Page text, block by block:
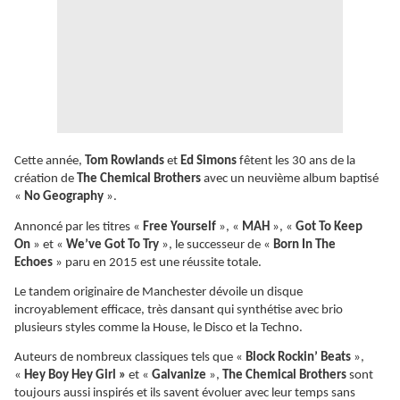
Cette année, Tom Rowlands et Ed Simons fêtent les 30 ans de la
création de The Chemical Brothers avec un neuvième album baptisé
« No Geography ».
Annoncé par les titres « Free Yourself », « MAH », « Got To Keep
On » et « We’ve Got To Try », le successeur de « Born In The
Echoes » paru en 2015 est une réussite totale.
Le tandem originaire de Manchester dévoile un disque
incroyablement efficace, très dansant qui synthétise avec brio
plusieurs styles comme la House, le Disco et la Techno.
Auteurs de nombreux classiques tels que « Block Rockin’ Beats »,
« Hey Boy Hey Girl » et « Galvanize », The Chemical Brothers sont
toujours aussi inspirés et ils savent évoluer avec leur temps sans